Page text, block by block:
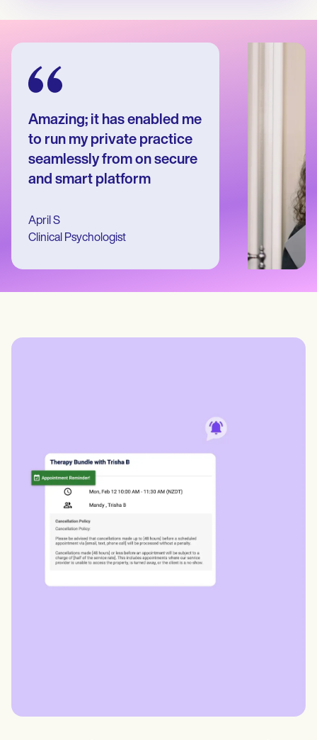
Training Hub
Switch to Carepatron
Become a Partner
Why Carepatron?
Get started
Amazing; it has enabled me
to run my private practice
seamlessly from on secure
and smart platform
April S
Clinical Psychologist